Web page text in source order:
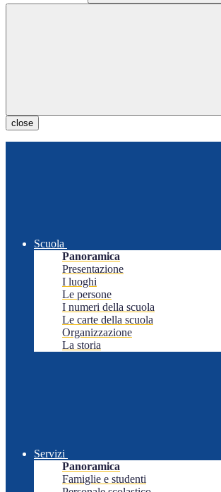
close
Scuola
Panoramica
Presentazione
I luoghi
Le persone
I numeri della scuola
Le carte della scuola
Organizzazione
La storia
Servizi
Panoramica
Famiglie e studenti